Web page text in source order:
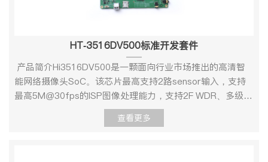
HT-3516DV500标准开发套件
产品简介Hi3516DV500是一颗面向行业市场推出的高清智
能网络摄像头SoC。该芯片最高支持2路sensor输入，支持
最高5M@30fps的ISP图像处理能力，支持2F WDR、多级降
噪、六轴防抖、多光谱融合等多种传统图像增强和处理算
法，支持通过AI算法对输入图像进行实时降躁等处理，为用
查看更多